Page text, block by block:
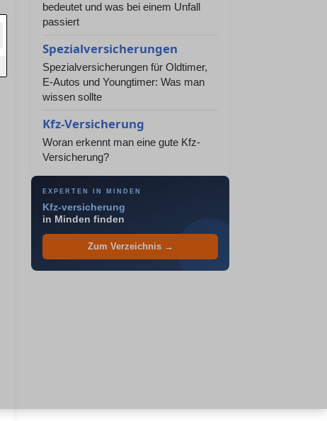
bedeutet und was bei einem Unfall
passiert
Spezialversicherungen
Spezialversicherungen für Oldtimer,
E-Autos und Youngtimer: Was man
wissen sollte
Kfz-Versicherung
Woran erkennt man eine gute Kfz-
Versicherung?
EXPERTEN IN MINDEN
Kfz-versicherung
in Minden finden
Zum Verzeichnis →